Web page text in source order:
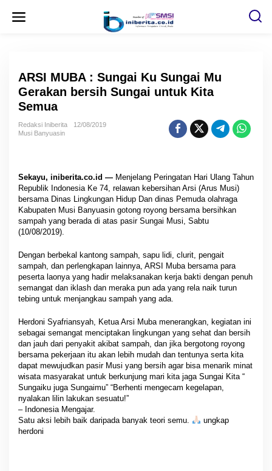
ARSI MUBA : Sungai Ku Sungai Mu
Gerakan bersih Sungai untuk Kita
Semua
Redaksi Iniberita
12/08/2019
Musi Banyuasin
Sekayu, iniberita.co.id — Menjelang Peringatan Hari Ulang Tahun
Republik Indonesia Ke 74, relawan kebersihan Arsi (Arus Musi)
bersama Dinas Lingkungan Hidup Dan dinas Pemuda olahraga
Kabupaten Musi Banyuasin gotong royong bersama bersihkan
sampah yang berada di atas pasir Sungai Musi, Sabtu
(10/08/2019).
Dengan berbekal kantong sampah, sapu lidi, clurit, pengait
sampah, dan perlengkapan lainnya, ARSI Muba bersama para
peserta laonya yang hadir melaksanakan kerja bakti dengan penuh
semangat dan iklash dan meraka pun ada yang rela naik turun
tebing untuk menjangkau sampah yang ada.
Herdoni Syafriansyah, Ketua Arsi Muba menerangkan, kegiatan ini
sebagai semangat menciptakan lingkungan yang sehat dan bersih
dan jauh dari penyakit akibat sampah, dan jika bergotong royong
bersama pekerjaan itu akan lebih mudah dan tentunya serta kita
dapat mewujudkan pasir Musi yang bersih agar bisa menarik minat
wisata masyarakat untuk berkunjung mari kita jaga Sungai Kita “
Sungaiku juga Sungaimu” “Berhenti mengecam kegelapan,
nyalakan lilin lakukan sesuatu!”
– Indonesia Mengajar.
Satu aksi lebih baik daripada banyak teori semu.
ungkap
herdoni